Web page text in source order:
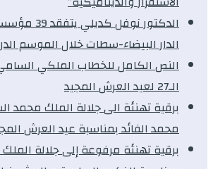
الدكتور
الدار البيضاء-سطات خلال الموسم الدراسي
النص الكامل للخطاب الملكي
الـ27 لعيد العرش المجيد
برقية تهنئة الى جلالة الملك محمد
محمد الفائد بمناسبة عيد العرش
برقية تهنئة مرفوعة إلى جلالة